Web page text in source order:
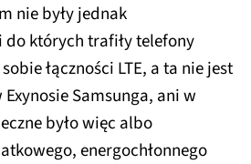
nie były jednak
których trafiły telefony
łączności LTE, a ta nie jest
Samsunga, ani w
było więc albo
energochłonnego